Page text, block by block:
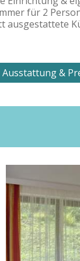
Bilder,